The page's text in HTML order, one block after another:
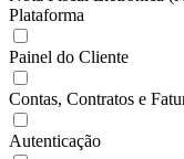
Plataforma
Painel do Cliente
Contas, Contratos e
Autenticação